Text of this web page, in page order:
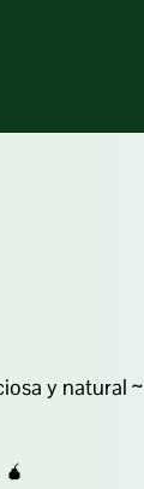
y natural ~